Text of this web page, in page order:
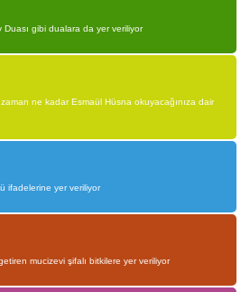
Duası gibi dualara da yer veriliyor
ne kadar Esmaül Hüsna okuyacağınıza dair
ifadelerine yer veriliyor
mucizevi şifalı bitkilere yer veriliyor